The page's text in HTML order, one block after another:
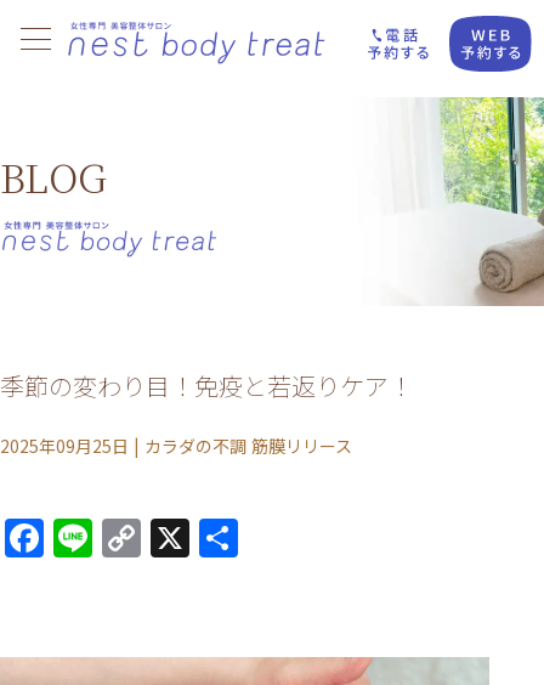
BLOG
季節の変わり目！免疫と若返りケア！
2025年09月25日 | カラダの不調 筋膜リリース
Facebook
LineCopy
Link
X